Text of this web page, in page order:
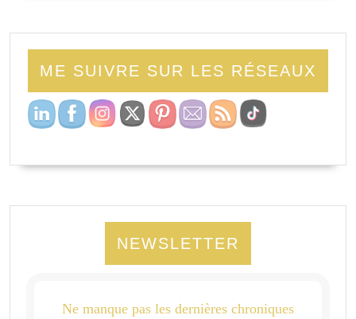
ME SUIVRE SUR LES RÉSEAUX
NEWSLETTER
Ne manque pas les dernières chroniques